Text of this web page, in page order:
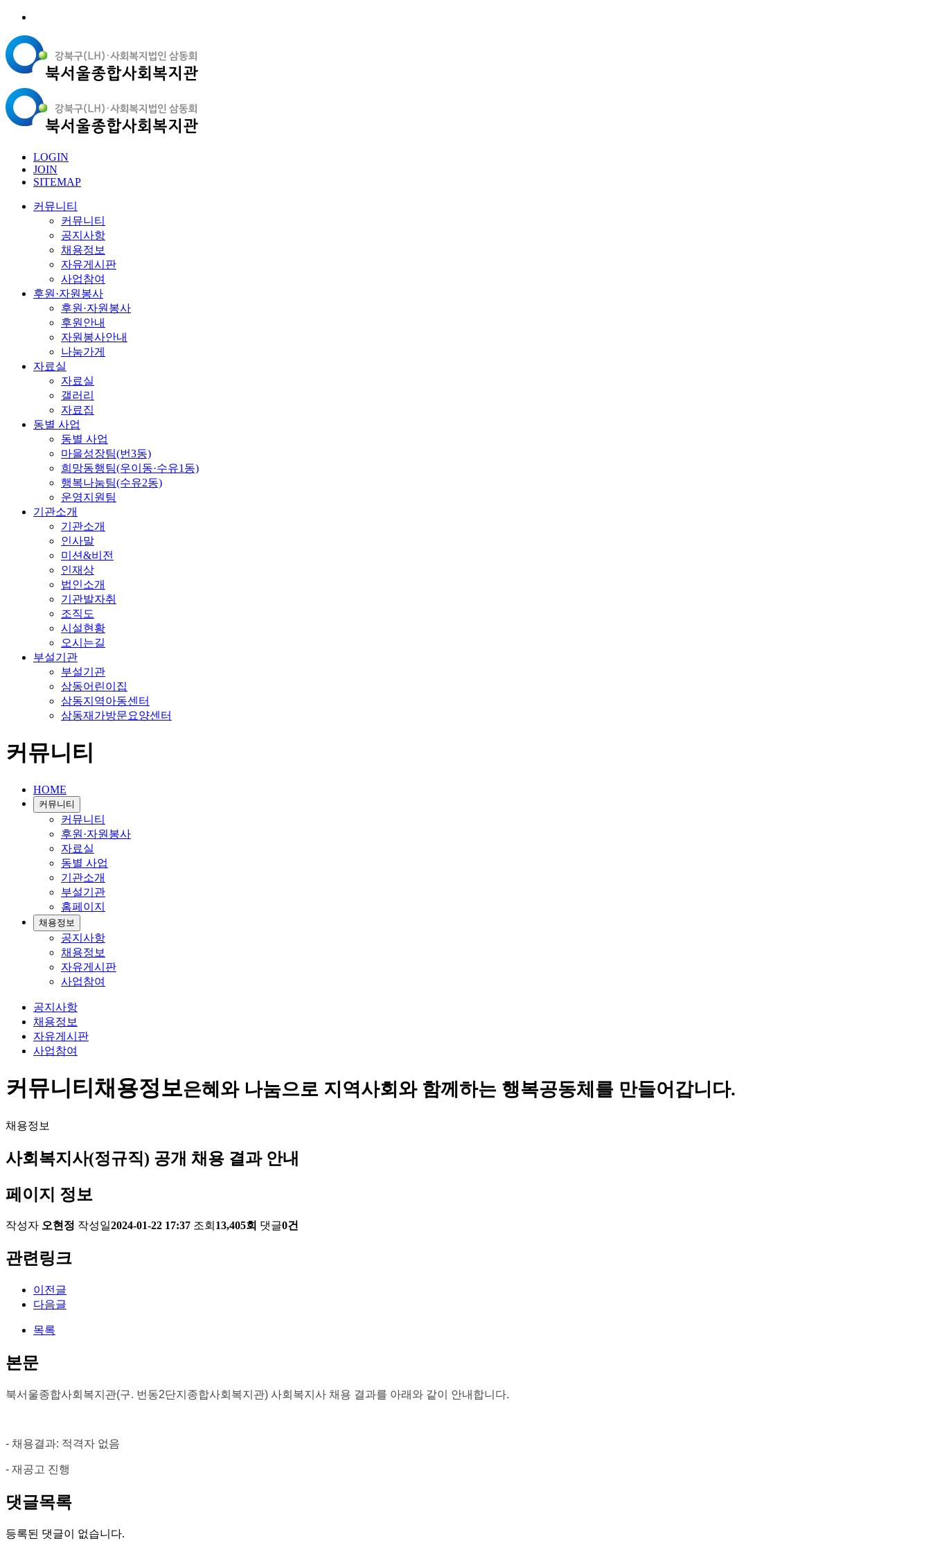
LOGIN
JOIN
SITEMAP
커뮤니티
커뮤니티
공지사항
채용정보
자유게시판
사업참여
후원·자원봉사
후원·자원봉사
후원안내
자원봉사안내
나눔가게
자료실
자료실
갤러리
자료집
동별 사업
동별 사업
마을성장팀(번3동)
희망동행팀(우이동·수유1동)
행복나눔팀(수유2동)
운영지원팀
기관소개
기관소개
인사말
미션&비전
인재상
법인소개
기관발자취
조직도
시설현황
오시는길
부설기관
부설기관
삼동어린이집
삼동지역아동센터
삼동재가방문요양센터
커뮤니티
HOME
커뮤니티
커뮤니티
후원·자원봉사
자료실
동별 사업
기관소개
부설기관
홈페이지
채용정보
공지사항
채용정보
자유게시판
사업참여
공지사항
채용정보
자유게시판
사업참여
커뮤니티채용정보은혜와 나눔으로 지역사회와 함께하는 행복공동체를 만들어갑니다.
채용정보
사회복지사(정규직) 공개 채용 결과 안내
페이지 정보
작성자 오현정 작성일2024-01-22 17:37 조회 13,405회 댓글0건
관련링크
이전글
다음글
목록
본문
북서울종합사회복지관(구. 번동2단지종합사회복지관) 사회복지사 채용 결과를 아래와 같이 안내합니다.
- 채용결과: 적격자 없음
- 재공고 진행
댓글목록
등록된 댓글이 없습니다.